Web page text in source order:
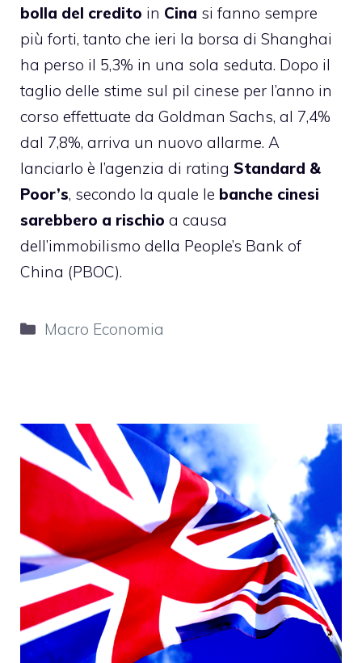
bolla del credito in Cina si fanno sempre
più forti, tanto che ieri la borsa di Shanghai
ha perso il 5,3% in una sola seduta. Dopo il
taglio delle stime sul pil cinese per l’anno in
corso effettuate da Goldman Sachs, al 7,4%
dal 7,8%, arriva un nuovo allarme. A
lanciarlo è l’agenzia di rating Standard &
Poor’s, secondo la quale le banche cinesi
sarebbero a rischio a causa
dell’immobilismo della People’s Bank of
China (PBOC).
Categorie
Macro Economia